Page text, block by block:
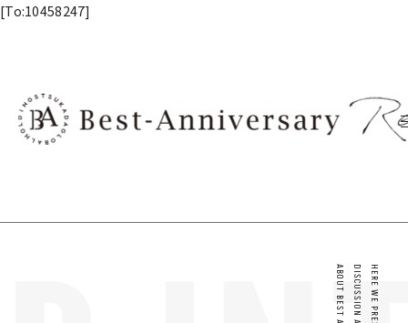
[To:10458247]